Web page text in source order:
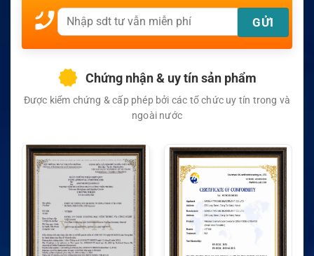
Chứng nhận & uy tín sản phẩm
Được kiểm chứng & cấp phép bởi các tổ chức uy tín trong và
ngoài nước